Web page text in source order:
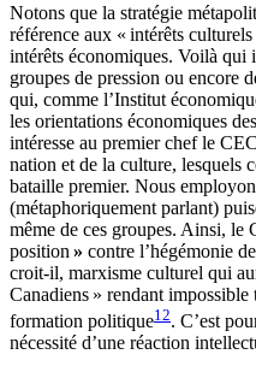
Notons que la stratégie
référence aux « intérêts
intérêts économiques. Voilà qui
groupes de pression ou encore
qui, comme l’Institut
les orientations économiques
intéresse au premier chef le
nation et de la culture, lesquels
bataille premier. Nous
(métaphoriquement parlant)
même de ces groupes. Ainsi, le
position » contre l’hégémonie
croit-il, marxisme culturel qui
Canadiens » rendant impossible
formation politique12. C’est
nécessité d’une réaction